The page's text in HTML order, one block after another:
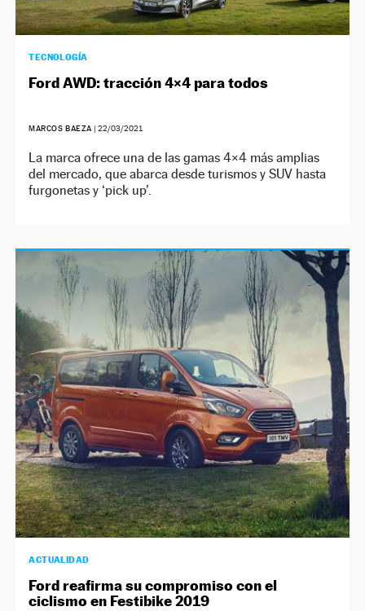
TECNOLOGÍA
Ford AWD: tracción 4×4 para todos
MARCOS BAEZA |22/03/2021
La marca ofrece una de las gamas 4×4 más amplias
del mercado, que abarca desde turismos y SUV hasta
furgonetas y ‘pick up’.
ACTUALIDAD
Ford reafirma su compromiso con el
ciclismo en Festibike 2019